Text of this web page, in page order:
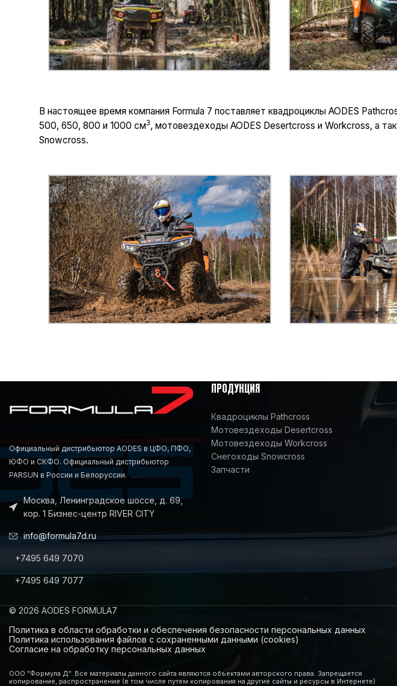
В настоящее время компания Formula 7 поставляет квадроциклы AODES
500, 650, 800 и 1000 см3, мотовездеходы AODES Desertcross и Workcross, а
Snowcross.
Официальный дистрибьютор AODES в ЦФО, ПФО,
ЮФО и СКФО. Официальный дистрибьютор
PARSUN в России и Белоруссии.
Москва, Ленинградское шоссе, д. 69,
кор. 1 Бизнес-центр RIVER CITY
info@formula7d.ru
+7495 649 7070
+7495 649 7077
ПРОДУКЦИЯ
Квадроциклы Pathcross
Мотовездеходы Desertcross
Мотовездеходы Workcross
Снегоходы Snowcross
Запчасти
© 2026 AODES FORMULA7
Политика в области обработки и обеспечения безопасности персональных данных
Политика использования файлов с сохраненными данными (cookies)
Согласие на обработку персональных данных
ООО "Формула Д". Все материалы данного сайта являются объектами авторского права. Запрещается
копирование, распространение (в том числе путем копирования на другие сайты и ресурсы в Интернете)